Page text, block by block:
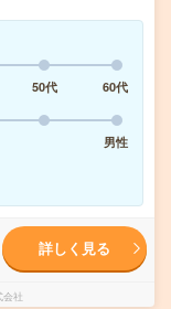
50代
60代
男性
詳しく見る
社